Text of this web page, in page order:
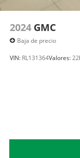
2024 GMC
Baja de precio
VIN: RL131364Valores:22